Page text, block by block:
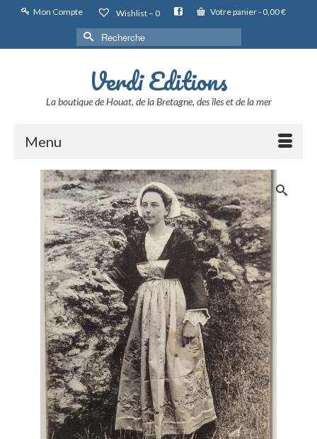
Mon Compte Wishlist – 0 Votre panier- 0,00€
Rechercher :
Verdi Editions
La boutique de Houat, de la Bretagne, des îles et de la mer
Menu